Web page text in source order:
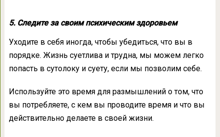
5. Следите за своим психическим здоровьем
Уходите в себя иногда, чтобы убедиться, что вы в
порядке. Жизнь суетлива и трудна, мы можем легко
попасть в сутолоку и суету, если мы позволим себе.
Используйте это время для размышлений о том, что
вы потребляете, с кем вы проводите время и что вы
действительно делаете в своей жизни.